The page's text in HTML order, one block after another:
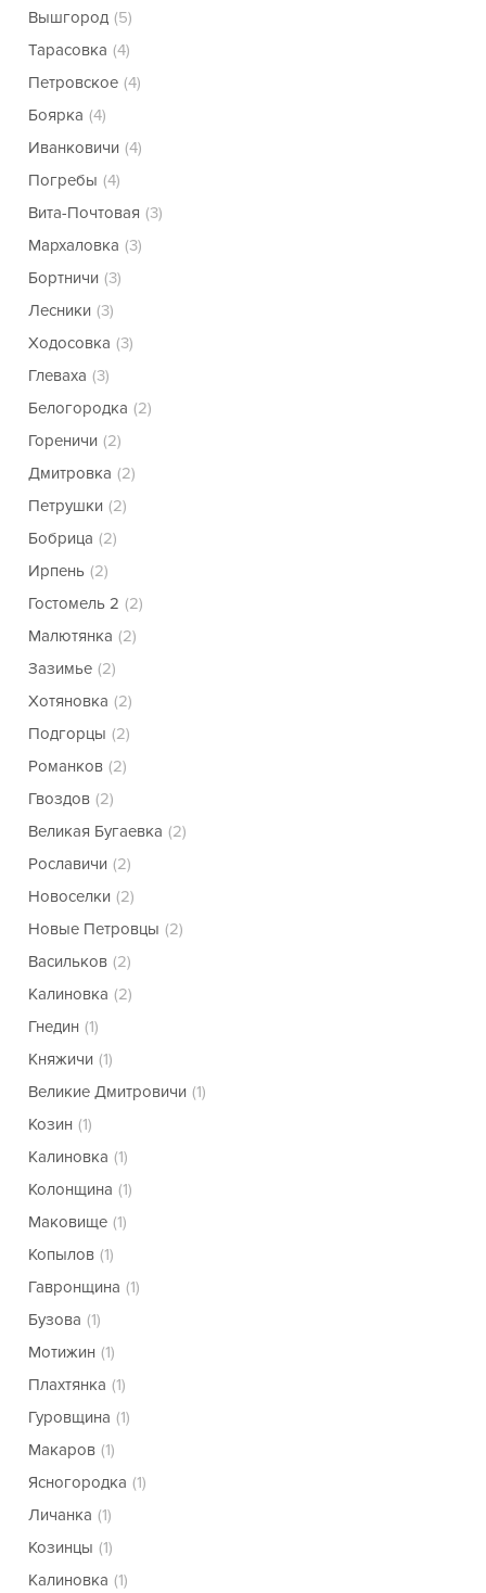
Вышгород (5)
Тарасовка (4)
Петровское (4)
Боярка (4)
Иванковичи (4)
Погребы (4)
Вита-Почтовая (3)
Мархаловка (3)
Бортничи (3)
Лесники (3)
Ходосовка (3)
Глеваха (3)
Белогородка (2)
Гореничи (2)
Дмитровка (2)
Петрушки (2)
Бобрица (2)
Ирпень (2)
Гостомель 2 (2)
Малютянка (2)
Зазимье (2)
Хотяновка (2)
Подгорцы (2)
Романков (2)
Гвоздов (2)
Великая Бугаевка (2)
Рославичи (2)
Новоселки (2)
Новые Петровцы (2)
Васильков (2)
Калиновка (2)
Гнедин (1)
Княжичи (1)
Великие Дмитровичи (1)
Козин (1)
Калиновка (1)
Колонщина (1)
Маковище (1)
Копылов (1)
Гавронщина (1)
Бузова (1)
Мотижин (1)
Плахтянка (1)
Гуровщина (1)
Макаров (1)
Ясногородка (1)
Личанка (1)
Козинцы (1)
Калиновка (1)